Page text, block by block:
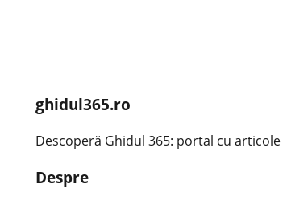
ghidul365.ro
Descoperă Ghidul 365: portal cu
Despre